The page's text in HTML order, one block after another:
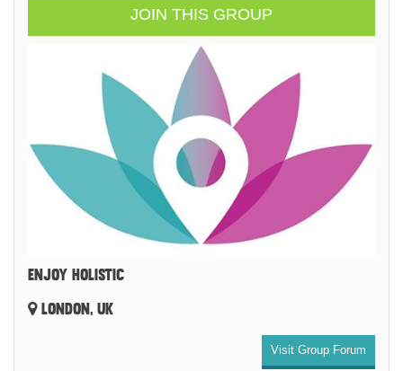
JOIN THIS GROUP
ENJOY HOLISTIC
LONDON, UK
Visit Group Forum